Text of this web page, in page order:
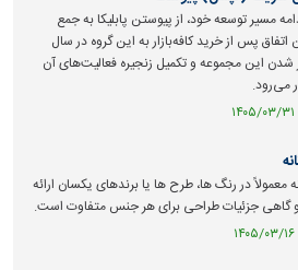
مسیر توسعه خود، از پیوستن پابلیکا به جمع
پس از خرید کافه‌بازار به این گروه در سال
شدن این مجموعه و تکمیل زنجیره فعالیت‌های آن
می‌رود.
در رنگ ها، طرح ها یا برندهای یکسان ارائه
و گاهی جزئیات طراحی برای هر جنس متفاوت است.